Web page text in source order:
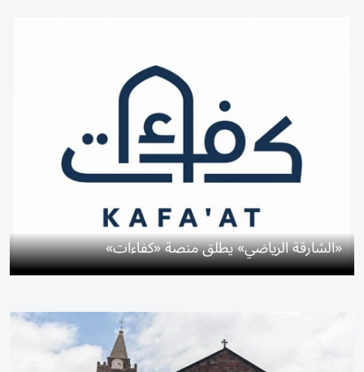
«الشارقة الرياضي» يطلق منصة «كفاءات»